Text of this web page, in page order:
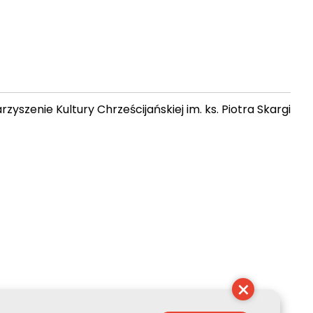
Kultury Chrześcijańskiej im. ks. Piotra Skargi
×